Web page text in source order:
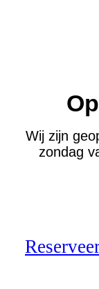
Wij zijn
zondag